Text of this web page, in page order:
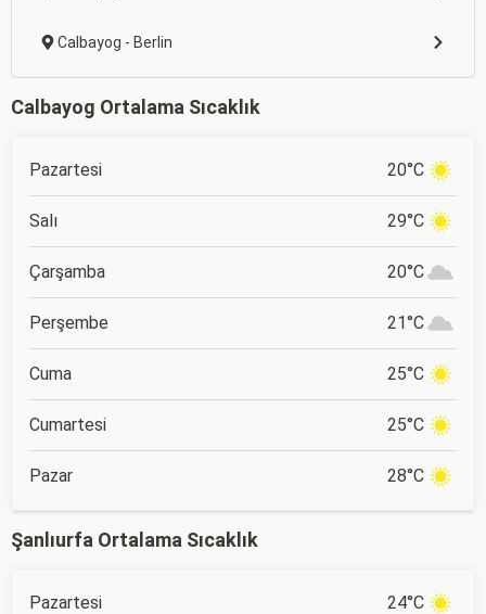
Calbayog - Berlin
Calbayog Ortalama Sıcaklık
Pazartesi 20°C
Salı 29°C
Çarşamba 20°C
Perşembe 21°C
Cuma 25°C
Cumartesi 25°C
Pazar 28°C
Şanlıurfa Ortalama Sıcaklık
Pazartesi 24°C